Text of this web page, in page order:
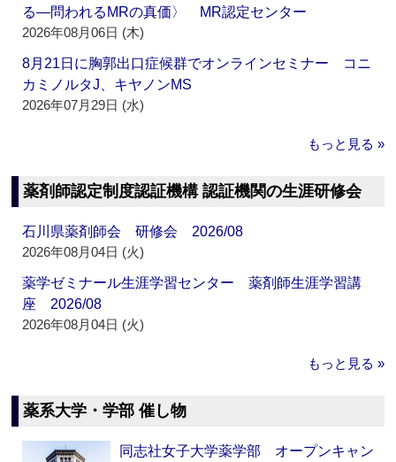
る―問われるMRの真価〉 MR認定センター
2026年08月06日 (木)
8月21日に胸郭出口症候群でオンラインセミナー コニ
カミノルタJ、キヤノンMS
2026年07月29日 (水)
もっと見る »
薬剤師認定制度認証機構 認証機関の生涯研修会
石川県薬剤師会 研修会 2026/08
2026年08月04日 (火)
薬学ゼミナール生涯学習センター 薬剤師生涯学習講
座 2026/08
2026年08月04日 (火)
もっと見る »
薬系大学・学部 催し物
同志社女子大学薬学部 オープンキャン